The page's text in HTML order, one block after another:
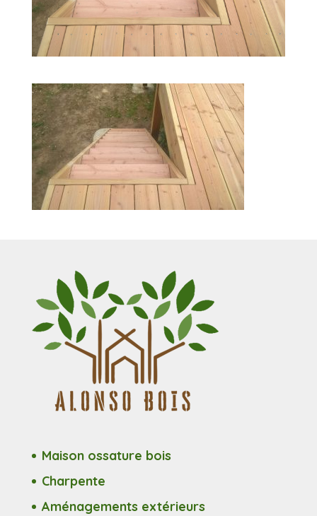
Maison ossature bois
Charpente
Aménagements extérieurs